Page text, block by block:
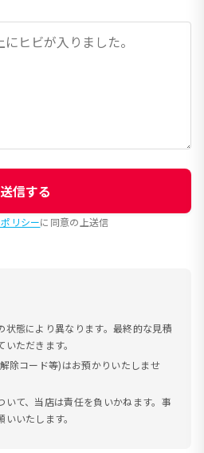
送信する
リシーに同意の上送信
状態により異なります。最終的な見積
ただきます。
除コード等)はお預かりいたしませ
いて、当店は責任を負いかねます。事
いたします。